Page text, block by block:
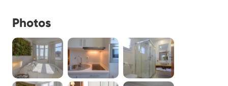
Photos